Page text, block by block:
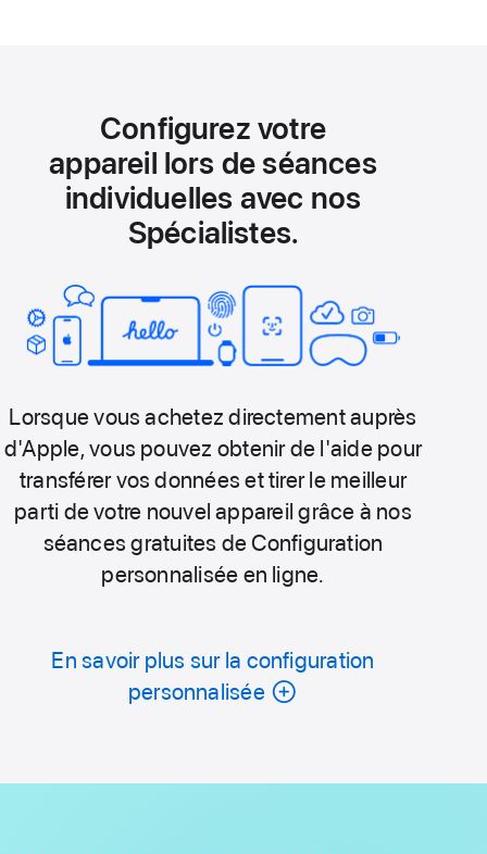
Configurez votre
appareil lors de séances
individuelles avec nos
Spécialistes.
Lorsque vous achetez directement auprès
d'Apple, vous pouvez obtenir de l'aide pour
transférer vos données et tirer le meilleur
parti de votre nouvel appareil grâce à nos
séances gratuites de Configuration
personnalisée en ligne.
En savoir plus sur la configuration
personnalisée